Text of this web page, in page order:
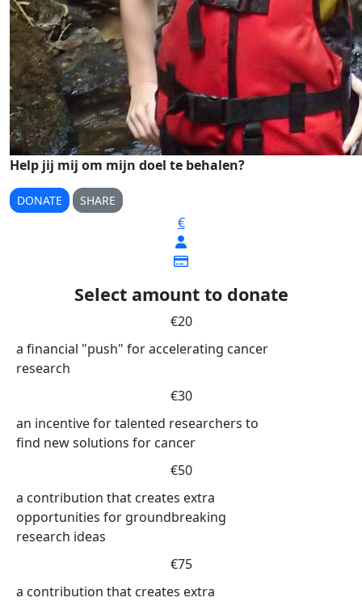
Help jij mij om mijn doel te behalen?
DONATE SHARE
€
Select amount to donate
€20
a financial "push" for accelerating cancer
research
€30
an incentive for talented researchers to
find new solutions for cancer
€50
a contribution that creates extra
opportunities for groundbreaking
research ideas
€75
a contribution that creates extra